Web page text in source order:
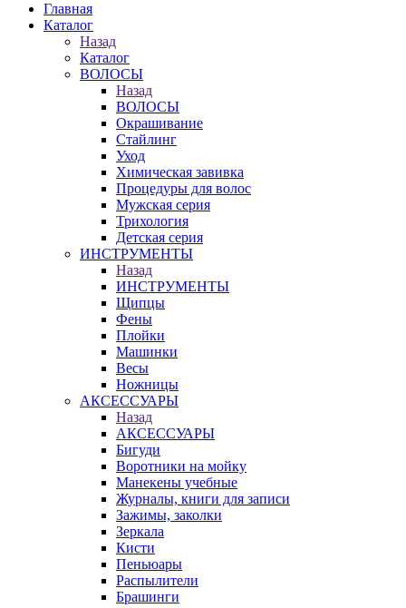
Главная
Каталог
Назад
Каталог
ВОЛОСЫ
Назад
ВОЛОСЫ
Окрашивание
Стайлинг
Уход
Химическая завивка
Процедуры для волос
Мужская серия
Трихология
Детская серия
ИНСТРУМЕНТЫ
Назад
ИНСТРУМЕНТЫ
Щипцы
Фены
Плойки
Машинки
Весы
Ножницы
АКСЕССУАРЫ
Назад
АКСЕССУАРЫ
Бигуди
Воротники на мойку
Манекены учебные
Журналы, книги для записи
Зажимы, заколки
Зеркала
Кисти
Пеньюары
Распылители
Брашинги